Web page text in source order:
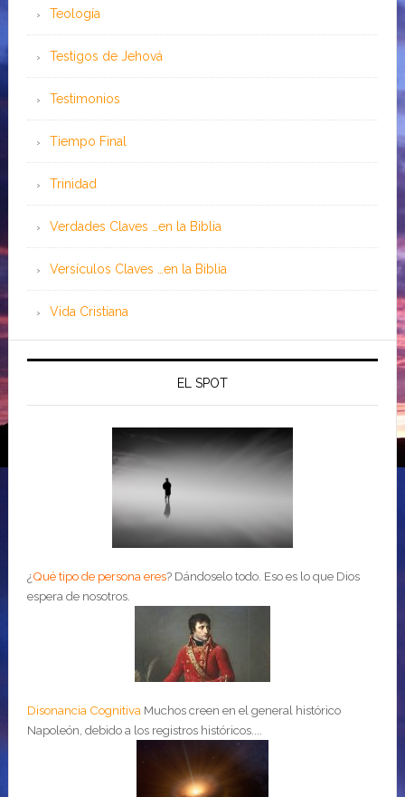
Teología
Testigos de Jehová
Testimonios
Tiempo Final
Trinidad
Verdades Claves …en la Biblia
Versículos Claves …en la Biblia
Vida Cristiana
EL SPOT
¿Qué tipo de persona eres? Dándoselo todo. Eso es lo que Dios
espera de nosotros.
Disonancia Cognitiva Muchos creen en el general histórico
Napoleón, debido a los registros históricos....